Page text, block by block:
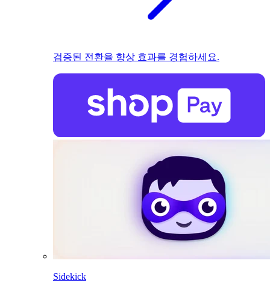
검증된 전환율 향상 효과를 경험하세요.
Sidekick